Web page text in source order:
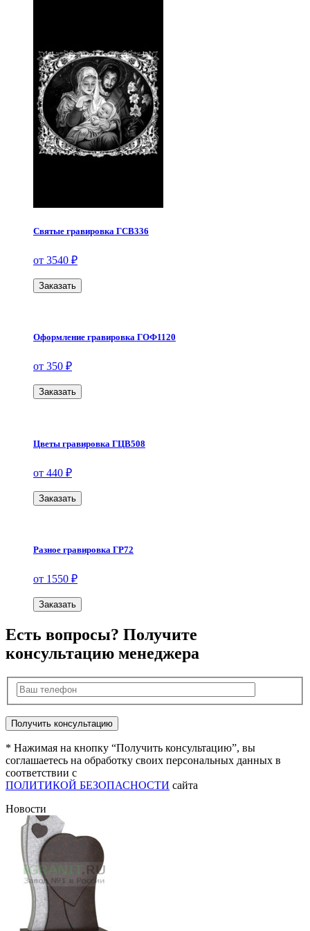
Святые гравировка ГСВ336
от 3540 ₽
Заказать
Оформление гравировка ГОФ1120
от 350 ₽
Заказать
Цветы гравировка ГЦВ508
от 440 ₽
Заказать
Разное гравировка ГР72
от 1550 ₽
Заказать
Есть вопросы? Получите
консультацию менеджера
* Нажимая на кнопку “Получить консультацию”, вы
соглашаетесь на обработку своих персональных данных в
соответствии с
ПОЛИТИКОЙ БЕЗОПАСНОСТИ сайта
Новости